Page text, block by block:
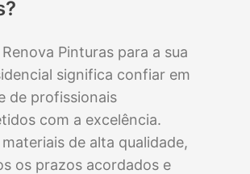
Pinturas para a sua
significa confiar em
de profissionais
com a excelência.
de alta qualidade,
os prazos acordados e